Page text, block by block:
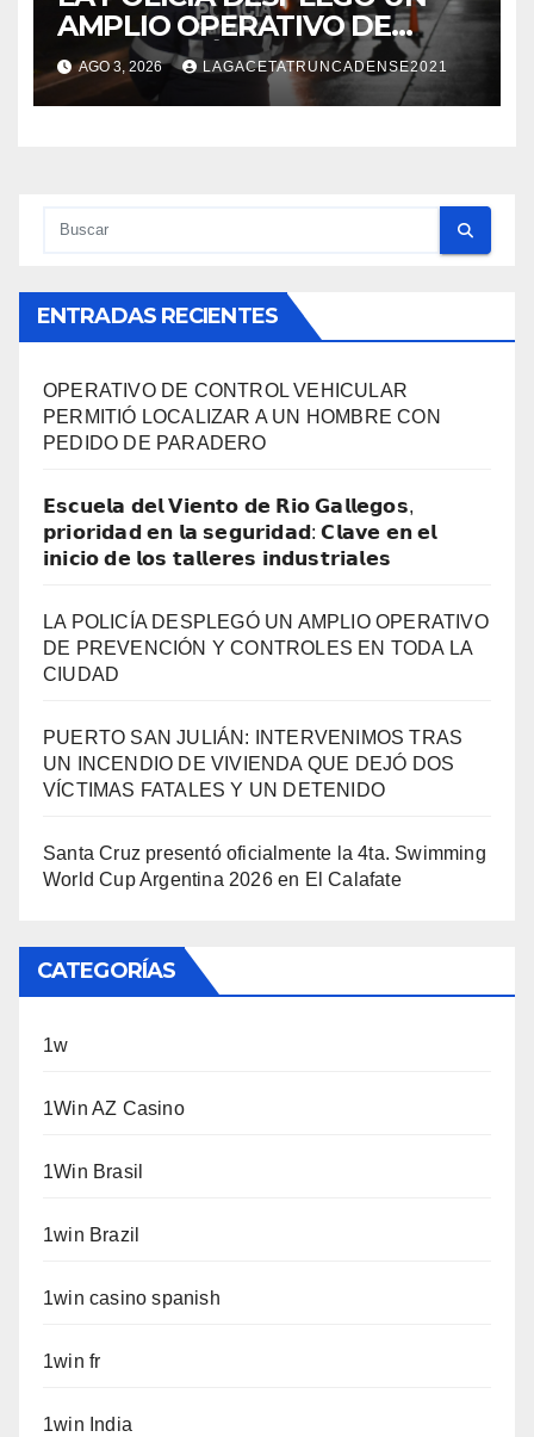
AMPLIO OPERATIVO DE
PREVENCIÓN Y CONTROLES
EN TODA LA CIUDAD
AGO 3, 2026 LAGACETATRUNCADENSE2021
ENTRADAS RECIENTES
OPERATIVO DE CONTROL VEHICULAR
PERMITIÓ LOCALIZAR A UN HOMBRE CON
PEDIDO DE PARADERO
𝗘𝘀𝗰𝘂𝗲𝗹𝗮 𝗱𝗲𝗹 𝗩𝗶𝗲𝗻𝘁𝗼 𝗱𝗲 𝗥𝗶𝗼 𝗚𝗮𝗹𝗹𝗲𝗴𝗼𝘀,
𝗽𝗿𝗶𝗼𝗿𝗶𝗱𝗮𝗱 𝗲𝗻 𝗹𝗮 𝘀𝗲𝗴𝘂𝗿𝗶𝗱𝗮𝗱: 𝗖𝗹𝗮𝘃𝗲 𝗲𝗻 𝗲𝗹
𝗶𝗻𝗶𝗰𝗶𝗼 𝗱𝗲 𝗹𝗼𝘀 𝘁𝗮𝗹𝗹𝗲𝗿𝗲𝘀 𝗶𝗻𝗱𝘂𝘀𝘁𝗿𝗶𝗮𝗹𝗲𝘀
LA POLICÍA DESPLEGÓ UN AMPLIO OPERATIVO
DE PREVENCIÓN Y CONTROLES EN TODA LA
CIUDAD
PUERTO SAN JULIÁN: INTERVENIMOS TRAS
UN INCENDIO DE VIVIENDA QUE DEJÓ DOS
VÍCTIMAS FATALES Y UN DETENIDO
Santa Cruz presentó oficialmente la 4ta. Swimming
World Cup Argentina 2026 en El Calafate
CATEGORÍAS
1w
1Win AZ Casino
1Win Brasil
1win Brazil
1win casino spanish
1win fr
1win India